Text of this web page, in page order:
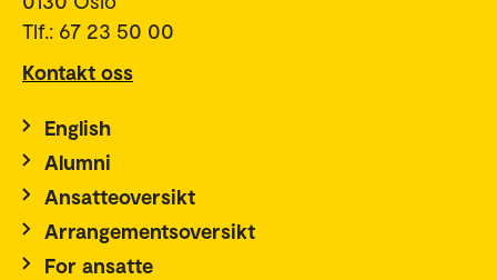
Tlf.: 67 23 50 00
Kontakt oss
English
Alumni
Ansatteoversikt
Arrangementsoversikt
For ansatte